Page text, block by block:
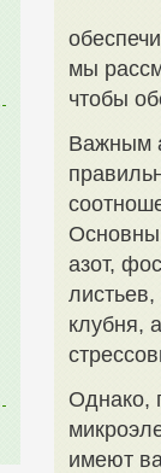
мы
чтобы
Важным
азот,
клубня,
Однако,
имеют